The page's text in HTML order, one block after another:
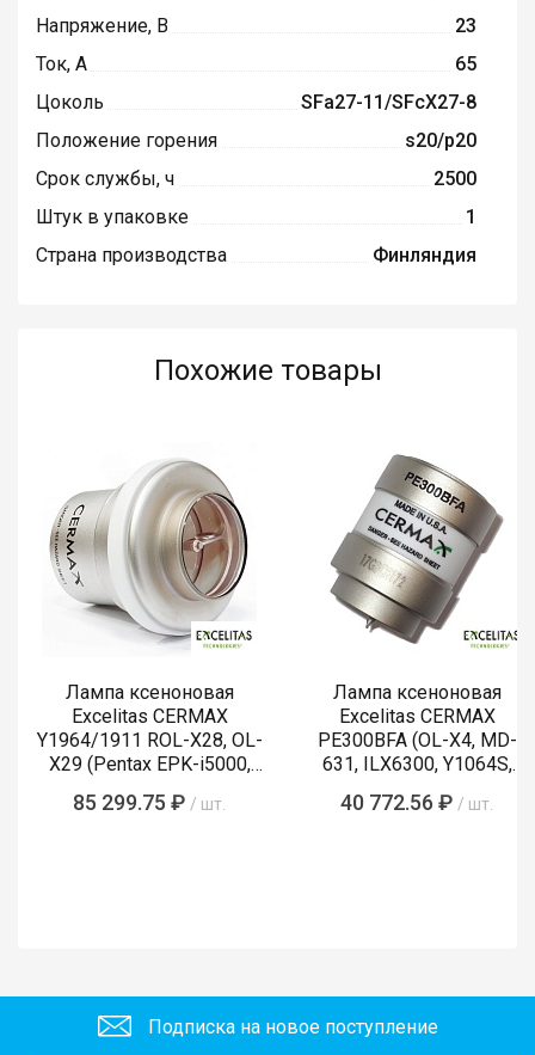
Напряжение, В
23
Ток, А
65
Цоколь
SFa27-11/SFcX27-8
Положение горения
s20/p20
Срок службы, ч
2500
Штук в упаковке
1
Страна производства
Финляндия
Похожие товары
Лампа ксеноновая
Excelitas CERMAX
Y1964/1911 ROL-X28, OL-
X29 (Pentax EPK-i5000,
85 299.75 ₽ / шт.
Лампа ксеноновая
Excelitas CERMAX
PE300BFA (OL-X4, MD-
631, ILX6300, Y1064S,
40 772.56 ₽ / шт.
Подписка на новое поступление